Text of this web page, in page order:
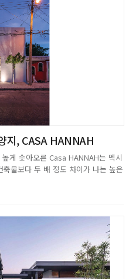
지, CASA HANNAH
게 솟아오른 Casa HANNAH는 멕시
물보다 두 배 정도 차이가 나는 높은
는 내부 공간을 보완했다.